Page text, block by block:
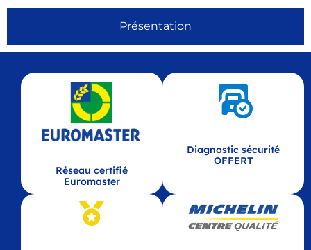
Présentation
Réseau certifié
Euromaster
Diagnostic sécurité
OFFERT